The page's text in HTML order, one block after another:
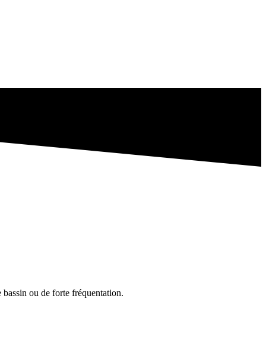
bassin ou de forte fréquentation.